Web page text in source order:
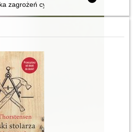
zagrożeń cywilizacyjnych